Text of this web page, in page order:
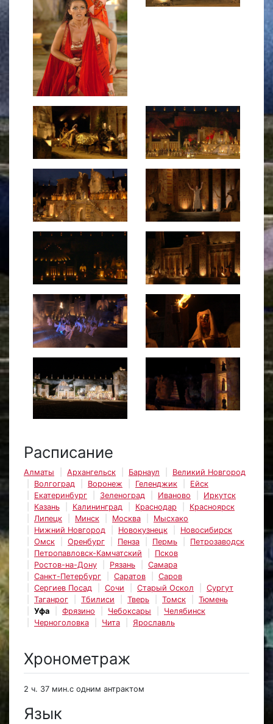
Расписание
Алматы Архангельск Барнаул
Великий Новгород
Волгоград
Воронеж Геленджик
Ейск
Екатеринбург
Зеленоград Иваново
Иркутск
Казань
Калининград Краснодар
Красноярск
Липецк
Минск Москва
Мысхако
Нижний Новгород
Новокузнецк
Новосибирск
Омск
Оренбург Пенза Пермь
Петрозаводск
Петропавловск-Камчатский
Псков
Ростов-на-Дону
Рязань
Самара
Санкт-Петербург
Саратов
Саров
Сергиев Посад
Сочи Старый Оскол
Сургут
Таганрог
Тбилиси Тверь Томск
Тюмень
Уфа
Фрязино Чебоксары
Челябинск
Черноголовка
Чита Ярославль
Хронометраж
2 ч. 37 мин.с одним антрактом
Язык